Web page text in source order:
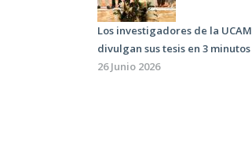
Los investigadores de la UCAM
divulgan sus tesis en 3 minutos
26 Junio 2026